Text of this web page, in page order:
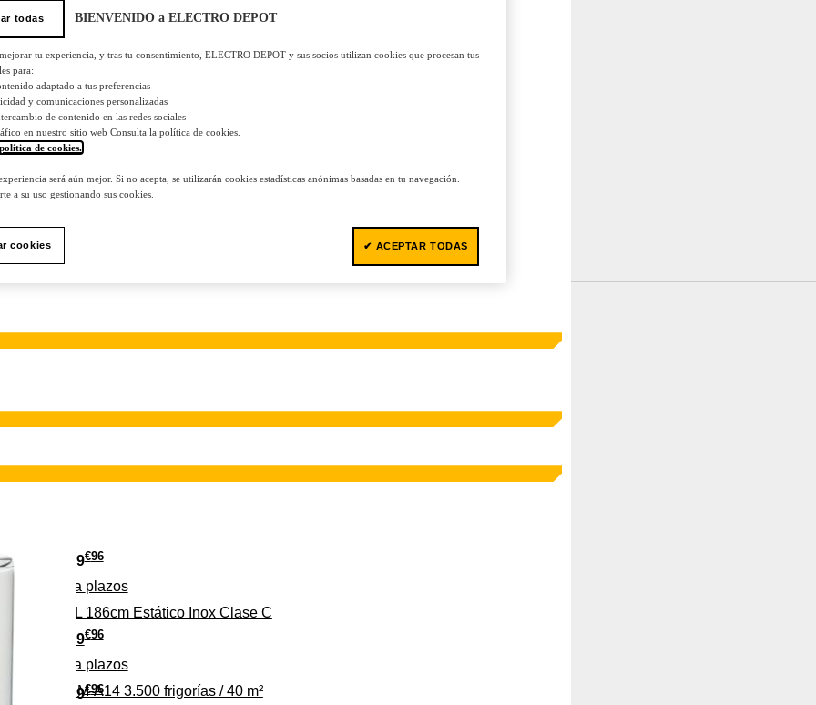
279€96
349€96
Pago a plazos
315 C 315L 186cm Estático Inox Clase C
369€96
Pago a plazos
CLIM-A14 3.500 frigorías / 40 m²
todas BIENVENIDO a ELECTRO DEPOT
tu experiencia, y tras tu consentimiento, ELECTRO DEPOT y sus socios utilizan cookies que procesan tus
para:
adaptado a tus preferencias
y comunicaciones personalizadas
de contenido en las redes sociales
en nuestro sitio web Consulta la política de cookies.
de cookies.
será aún mejor. Si no acepta, se utilizarán cookies estadísticas anónimas basadas en tu navegación.
a su uso gestionando sus cookies.
cookies ✔ ACEPTAR TODAS